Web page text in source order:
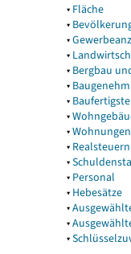
▾ Fläche
▾
▾
▾
▾ Bergbau
▾
▾
▾
▾Wohnungen
▾ Realsteuern
▾
▾ Personal
▾ Hebesätze
▾
▾
▾